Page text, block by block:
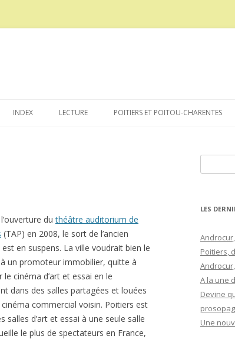
au
INDEX LECTURE POITIERS ET POITOU-CHARENTES
duthéâtre auditorium de
(TAP) en 2008, le sort de l’ancien
en suspens. La ville voudrait bien le
un promoteur immobilier, quitte à
le cinéma d’art et essai en le
dans des salles partagées et louées
cinéma commercial voisin. Poitiers est
salles d’art et essai à une seule salle
le plus de spectateurs en France,
LES
Poitiers,
A la une
Devine
Une